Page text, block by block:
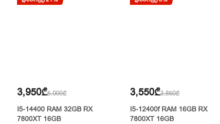
3,950₾5,000₾
I5-14400 RAM 32GB RX
7800XT 16GB
3,550₾3,850₾
I5-12400f RAM 16GB RX
7800XT 16GB